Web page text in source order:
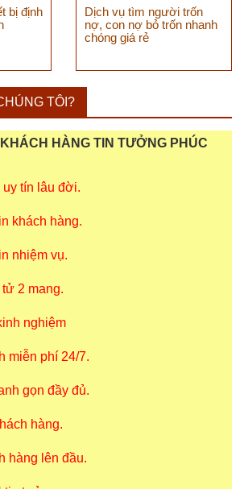
bị định
Dịch vụ tìm người trốn
nợ, con nợ bỏ trốn nhanh
chóng giá rẻ
TÔI?
KHÁCH HÀNG TIN TƯỞNG PHÚC
uy tín lâu đời.
khách hàng.
nhiệm vụ.
2 mang.
nghiệm
miễn phí 24/7.
gọn đầy đủ.
hàng.
hàng lên đầu.